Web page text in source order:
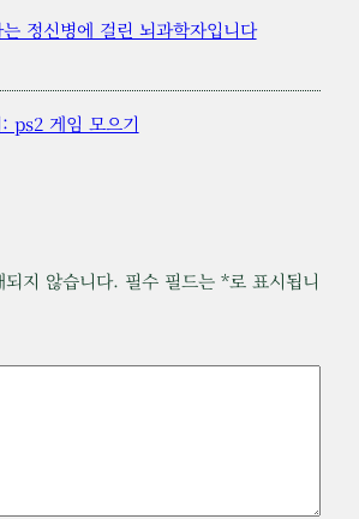
정신병에 걸린 뇌과학자입니다
ps2 게임 모으기
지 않습니다. 필수 필드는 *로 표시됩니